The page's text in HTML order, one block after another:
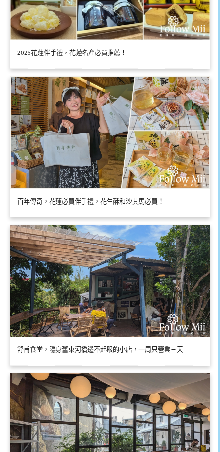
2026花蓮伴手禮，花蓮名產必買推薦！
百年傳奇，花蓮必買伴手禮，花生酥和沙其馬必買！
舒甫食堂，隱身舊東河橋邊不起眼的小店，一周只營業三天